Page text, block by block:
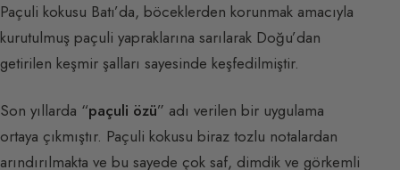
Paçuli kokusu Batı’da, böceklerden korunmak amacıyla
kurutulmuş paçuli yapraklarına sarılarak Doğu’dan
getirilen keşmir şalları sayesinde keşfedilmiştir.
Son yıllarda “paçuli özü” adı verilen bir uygulama
ortaya çıkmıştır. Paçuli kokusu biraz tozlu notalardan
arındırılmakta ve bu sayede çok saf, dimdik ve görkemli